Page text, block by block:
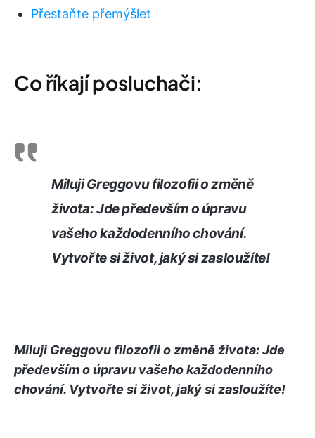
Přestaňte přemýšlet
Co říkají posluchači:
Miluji Greggovu filozofii o změně
života: Jde především o úpravu
vašeho každodenního chování.
Vytvořte si život, jaký si zasloužíte!
Miluji Greggovu filozofii o změně života: Jde
především o úpravu vašeho každodenního
chování. Vytvořte si život, jaký si zasloužíte!